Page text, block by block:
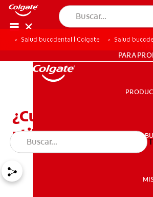
PARA
SALUD
Salud bucodental | Colgate Salud
¿Cuánto tiempo
utilizar un